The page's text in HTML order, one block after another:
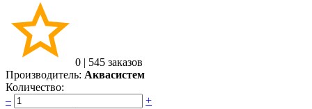
0 | 545 заказов
Производитель: Аквасистем
Количество:
–
+